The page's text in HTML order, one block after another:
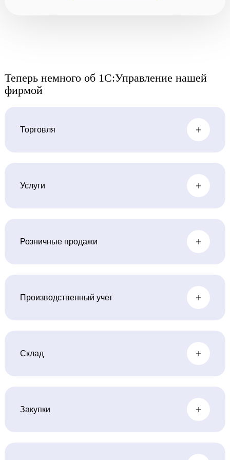
Теперь немного об 1С:Управление нашей
фирмой
Торговля
Услуги
Розничные продажи
Производственный учет
Склад
Закупки